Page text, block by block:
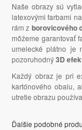
Naše obrazy sú
latexovými farbami
rám z borovicového
môžeme garantovať
umelecké plátno je
pozoruhodný3D
Každý obraz je pri
kartónového obalu,
utretie obrazu
Ďalšie podobné